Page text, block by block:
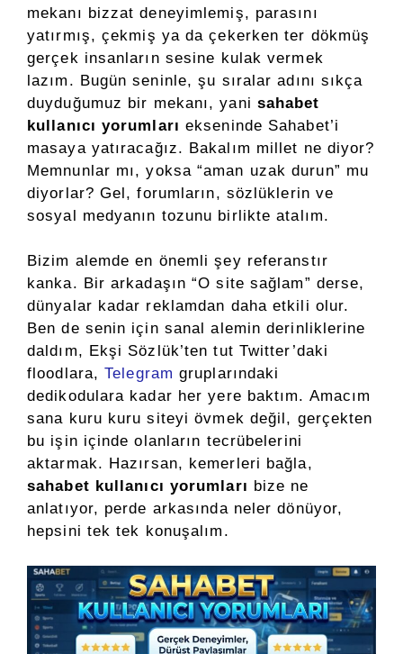
mekanı bizzat deneyimlemiş, parasını
yatırmış, çekmiş ya da çekerken ter dökmüş
gerçek insanların sesine kulak vermek
lazım. Bugün seninle, şu sıralar adını sıkça
duyduğumuz bir mekanı, yani sahabet
kullanıcı yorumları ekseninde Sahabet’i
masaya yatıracağız. Bakalım millet ne diyor?
Memnunlar mı, yoksa “aman uzak durun” mu
diyorlar? Gel, forumların, sözlüklerin ve
sosyal medyanın tozunu birlikte atalım.
Bizim alemde en önemli şey referanstır
kanka. Bir arkadaşın “O site sağlam” derse,
dünyalar kadar reklamdan daha etkili olur.
Ben de senin için sanal alemin derinliklerine
daldım, Ekşi Sözlük’ten tut Twitter’daki
floodlara,Telegram gruplarındaki
dedikodulara kadar her yere baktım. Amacım
sana kuru kuru siteyi övmek değil, gerçekten
bu işin içinde olanların tecrübelerini
aktarmak. Hazırsan, kemerleri bağla,
sahabet kullanıcı yorumları bize ne
anlatıyor, perde arkasında neler dönüyor,
hepsini tek tek konuşalım.